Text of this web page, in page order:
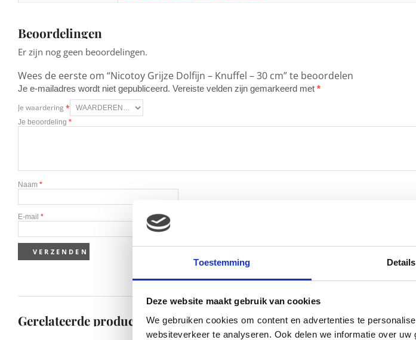
Toestemming Details
Deze website maakt gebruik van cookies
We gebruiken cookies om content en advertenties te
websiteverkeer te analyseren. Ook delen we informatie over
Beoordelingen
Er zijn nog geen beoordelingen.
Wees de eerste om “Nicotoy Grijze Dolfijn – Knuffel – 30 cm” te beoordelen
Je e-mailadres wordt niet gepubliceerd. Vereiste velden zijn gemarkeerd met *
Je waardering *
Je beoordeling *
Naam *
E-mail *
Gerelateerde producten